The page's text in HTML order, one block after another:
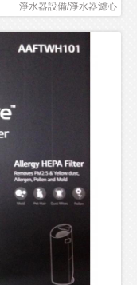
淨水器設備/淨水器濾心